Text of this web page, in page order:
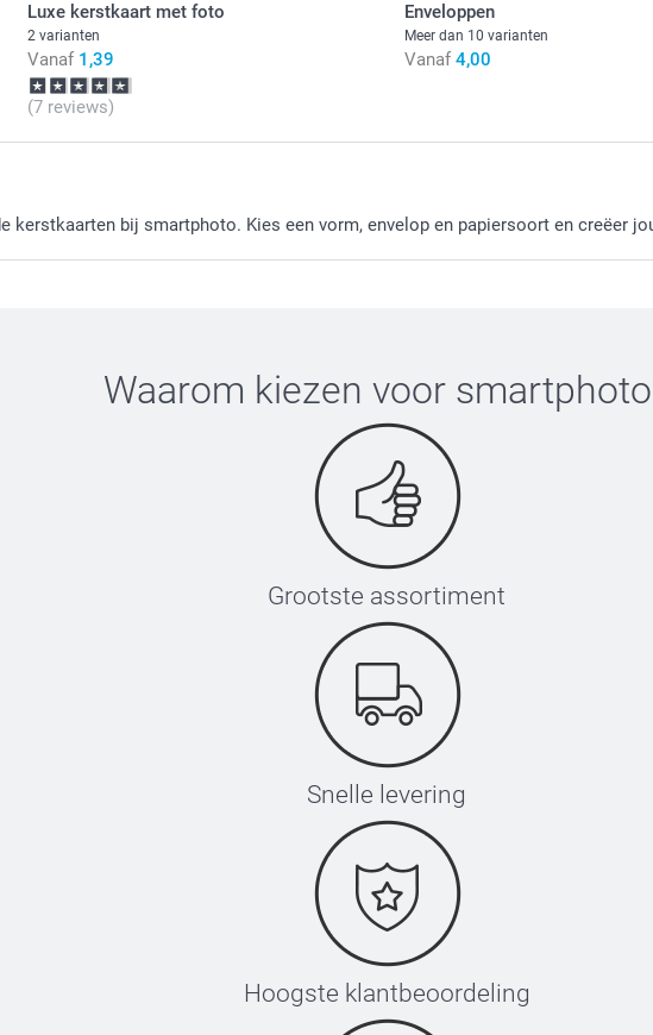
Mat
Kies
Vanaf Gratis
Wit
Donkerrood
30 - 49
Luxe kerstkaart met foto
2 varianten
Vanaf 1,39
(7 reviews)
Enveloppen
Meer dan 10 varianten
Vanaf 4,00
kerstkaarten bij smartphoto. Kies een vorm, envelop en papiersoort en creëer
Waarom kiezen voor smartphoto
Grootste assortiment
Snelle levering
Hoogste klantbeoordeling